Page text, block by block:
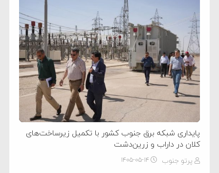
پایداری شبکه برق جنوب کشور با تکمیل زیرساخت‌های
کلان در داراب و زرین‌دشت
پرتو جنوب ۱۴۰۵-۰۵-۱۴